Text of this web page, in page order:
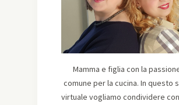
Mamma e figlia con la
comune per la cucina. In questo
virtuale vogliamo condividere